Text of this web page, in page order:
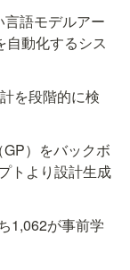
語モデルアー
自動化するシス
を段階的に検
）をバックボ
トより設計生成
1,062が事前学